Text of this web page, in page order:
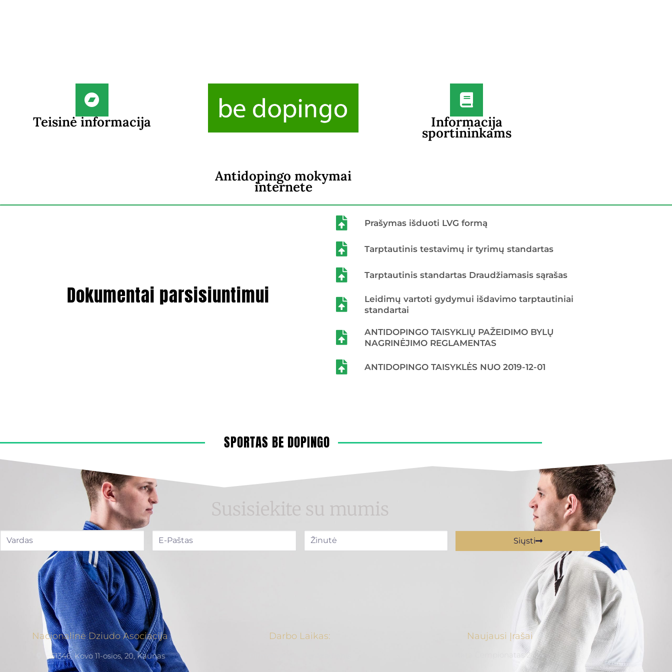
Teisinė informacija
Antidopingo mokymai
internete
Informacija
sportininkams
Dokumentai parsisiuntimui
Prašymas išduoti LVG formą
Tarptautinis testavimų ir tyrimų standartas
Tarptautinis standartas Draudžiamasis sąrašas
Leidimų vartoti gydymui išdavimo tarptautiniai
standartai
ANTIDOPINGO TAISYKLIŲ PAŽEIDIMO BYLŲ
NAGRINĖJIMO REGLAMENTAS
ANTIDOPINGO TAISYKLĖS NUO 2019-12-01
SPORTAS BE DOPINGO
Susisiekite su mumis
Siųsti
Nacionalinė Dziudo Asociacija
51346, Kovo 11-osios, 20, Kaunas
Darbo Laikas: Naujausi Įrašai
Kata Čempionatas 2024